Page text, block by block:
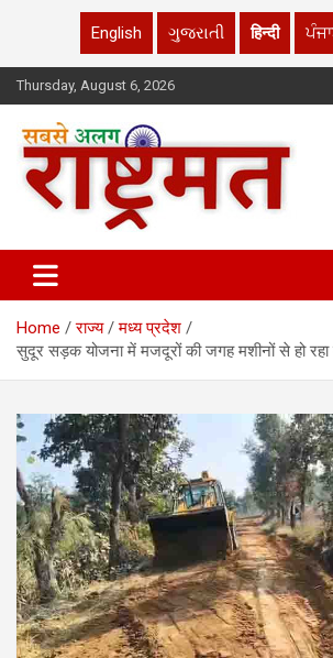
English ગુજરાતી हिन्दी
Skip
to
Thursday, August 6, 2026
rashtrmat.com
Home राज्य
मध्य प्रदेश
सुदूर सड़क योजना में मजदूरों की जगह मशीनों से हो रहा